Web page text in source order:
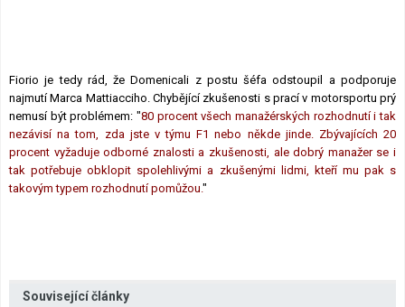
Fiorio je tedy rád, že Domenicali z postu šéfa odstoupil a podporuje
najmutí Marca Mattiacciho. Chybějící zkušenosti s prací v motorsportu prý
nemusí být problémem: "80 procent všech manažérských rozhodnutí i tak
nezávisí na tom, zda jste v týmu F1 nebo někde jinde. Zbývajících 20
procent vyžaduje odborné znalosti a zkušenosti, ale dobrý manažer se i
tak potřebuje obklopit spolehlivými a zkušenými lidmi, kteří mu pak s
takovým typem rozhodnutí pomůžou."
Související články